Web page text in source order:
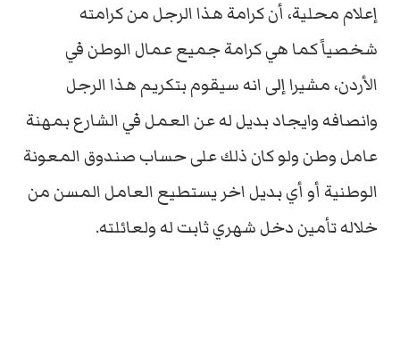
إعلام محلية، أن كرامة هذا الرجل من كرامته
شخصياً كما هي كرامة جميع عمال الوطن في
الأردن، مشيرا إلى انه سيقوم بتكريم هذا الرجل
وانصافه وايجاد بديل له عن العمل في الشارع بمهنة
عامل وطن ولو كان ذلك على حساب صندوق المعونة
الوطنية أو أي بديل اخر يستطيع العامل المسن من
خلاله تأمين دخل شهري ثابت له ولعائلته.